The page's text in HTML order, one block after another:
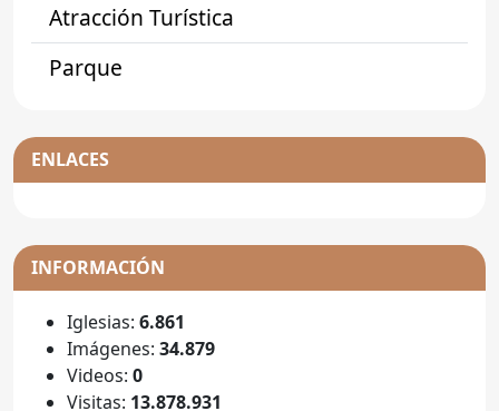
Atracción Turística
Parque
ENLACES
INFORMACIÓN
Iglesias: 6.861
Imágenes: 34.879
Videos: 0
Visitas: 13.878.931